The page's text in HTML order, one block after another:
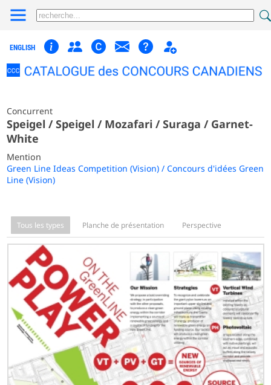
ENGLISH
Concurrent
Speigel / Speigel / Mozafari / Suraga / Garnet-
White
Mention
Green Line Ideas Competition (Vision) / Concours d'idées Green
Line (Vision)
Tous les types Planche de présentation Perspective